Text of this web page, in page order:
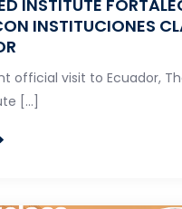
INSTITUTE
INSTITUCIONES
official visit to Ecuador,
[…]